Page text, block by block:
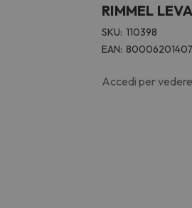
RIMMEL
SKU: 110398
EAN:
Accedi per